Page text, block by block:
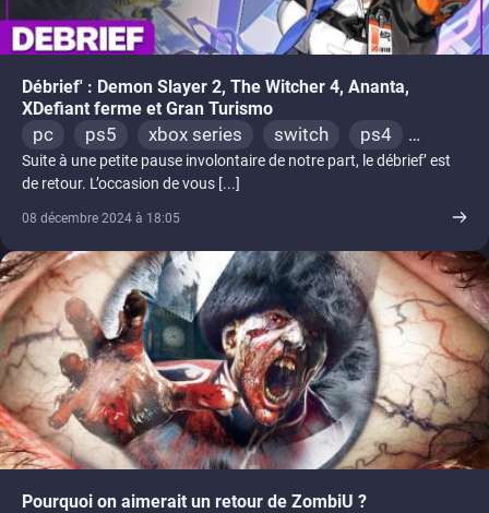
Débrief' : Demon Slayer 2, The Witcher 4, Ananta,
XDefiant ferme et Gran Turismo
pc ps5 xbox series switch
ps4
xbox one
Suite à une petite pause involontaire de notre part, le débrief’ est
de retour. L’occasion de vous [...]
08 décembre 2024 à 18:05
Pourquoi on aimerait un retour de ZombiU ?